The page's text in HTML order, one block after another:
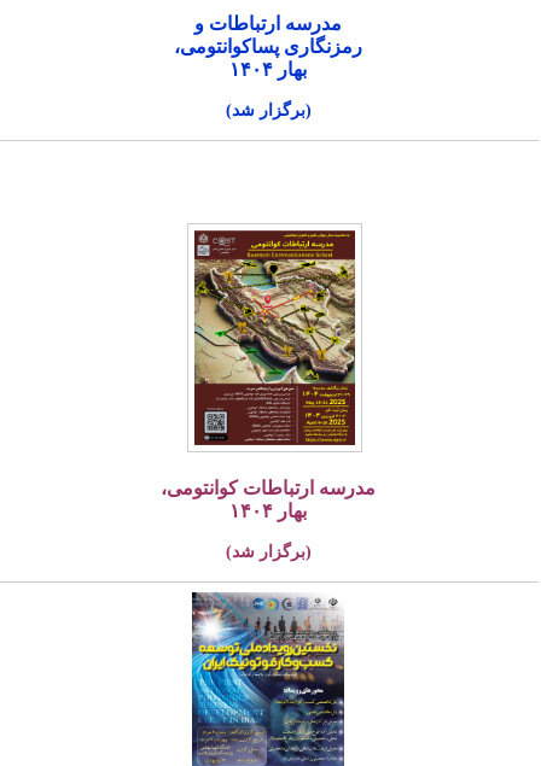
مدرسه ارتباطات و
رمزنگاری پساکوانتومی،
بهار ۱۴۰۴
(برگزار شد)
مدرسه ارتباطات کوانتومی،
بهار ۱۴۰۴
(برگزار شد)